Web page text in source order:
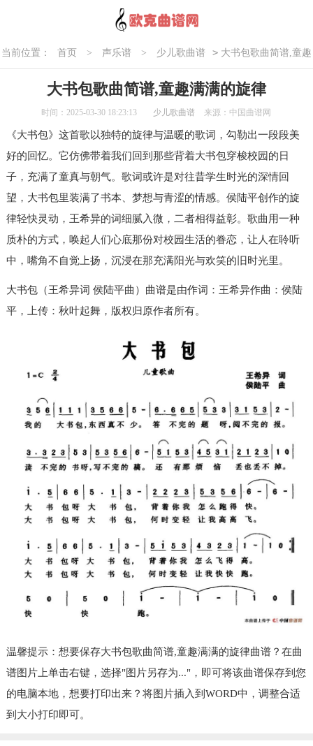
当前位置： 首页 > 声乐谱 > 少儿歌曲谱 > 大书包歌曲简谱,童趣
大书包歌曲简谱,童趣满满的旋律
时间：2025-03-30 18:23:13 少儿歌曲谱 来源：中国曲谱网
《大书包》这首歌以独特的旋律与温暖的歌词，勾勒出一段段美
好的回忆。它仿佛带着我们回到那些背着大书包穿梭校园的日
子，充满了童真与朝气。歌词或许是对往昔学生时光的深情回
望，大书包里装满了书本、梦想与青涩的情感。侯陆平创作的旋
律轻快灵动，王希异的词细腻入微，二者相得益彰。歌曲用一种
质朴的方式，唤起人们心底那份对校园生活的眷恋，让人在聆听
中，嘴角不自觉上扬，沉浸在那充满阳光与欢笑的旧时光里。
大书包（王希异词 侯陆平曲）曲谱是由作词：王希异作曲：侯陆
平，上传：秋叶起舞，版权归原作者所有。
温馨提示：想要保存大书包歌曲简谱,童趣满满的旋律曲谱？在曲
谱图片上单击右键，选择"图片另存为..."，即可将该曲谱保存到您
的电脑本地，想要打印出来？将图片插入到WORD中，调整合适
到大小打印即可。